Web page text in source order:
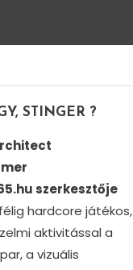
STINGER ?
szerkesztője
hardcore játékos,
aktivitással a
a vizuális